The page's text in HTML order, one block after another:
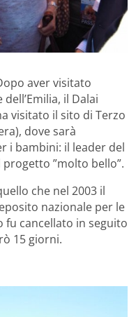
aver visitato
il Dalai
visitato il sito di Terzo
dove sarà
i bambini: il leader del
”molto bello”.
che nel 2003 il
nazionale per le
fu cancellato in seguito
15 giorni.